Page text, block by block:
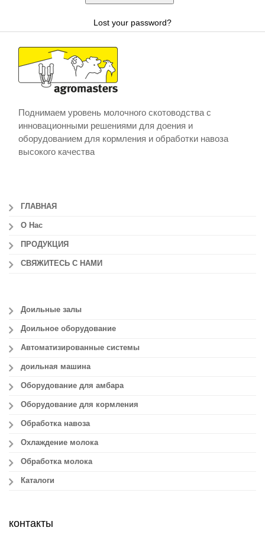
Lost your password?
Поднимаем уровень молочного скотоводства с
инновационными решениями для доения и
оборудованием для кормления и обработки навоза
высокого качества
ГЛАВНАЯ
О Нас
ПРОДУКЦИЯ
СВЯЖИТЕСЬ С НАМИ
Доильные залы
Доильное оборудование
Автоматизированные системы
доильная машина
Оборудование для амбара
Оборудование для кормления
Обработка навоза
Охлаждение молока
Обработка молока
Каталоги
контакты